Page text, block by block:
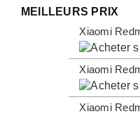
MEILLEURS PRIX
Xiaomi
Xiaomi
Xiaomi